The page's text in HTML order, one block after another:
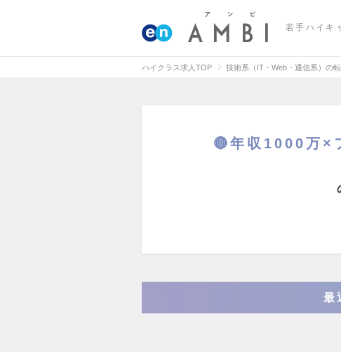
若手ハイキ
ハイクラス求人TOP 技術系（IT・Web・通信系）の
🔴年収1000万×
最